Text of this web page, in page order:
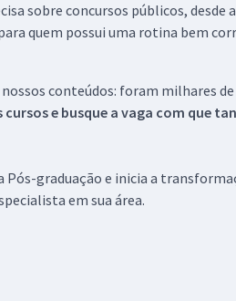
sobre concursos públicos,
quem possui uma rotina bem
conteúdos: foram milhares
e busque a vaga com que
Pós-graduação e inicia a
em sua área.